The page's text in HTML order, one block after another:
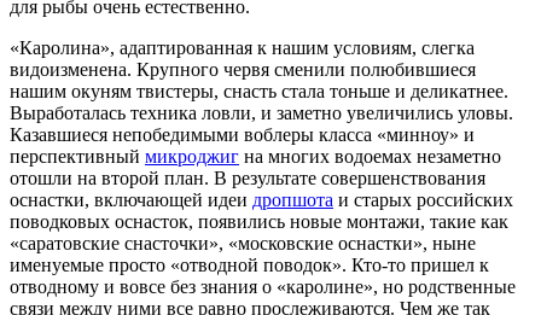
для рыбы очень естественно.
«Каролина», адаптированная к нашим условиям, слегка
видоизменена. Крупного червя сменили полюбившиеся
нашим окуням твистеры, снасть стала тоньше и деликатнее.
Выработалась техника ловли, и заметно увеличились уловы.
Казавшиеся непобедимыми воблеры класса «минноу» и
перспективный микроджиг на многих водоемах незаметно
отошли на второй план. В результате совершенствования
оснастки, включающей идеи дропшота и старых российских
поводковых оснасток, появились новые монтажи, такие как
«саратовские снасточки», «московские оснастки», ныне
именуемые просто «отводной поводок». Кто-то пришел к
отводному и вовсе без знания о «каролине», но родственные
связи между ними все равно прослеживаются. Чем же так